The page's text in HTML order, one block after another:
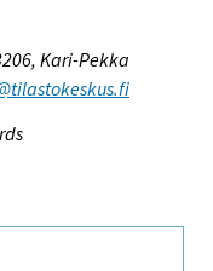
Kari-Pekka